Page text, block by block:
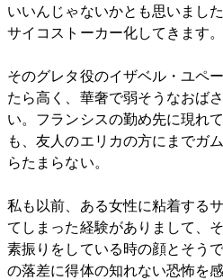
いいんじゃないかとも思いまし
サイコストーカー化してきます。
そのグレタ役のイザベル・ユペ
たら高く、華奢で弱そうなおば
い。フランシスの勤め先に現れ
も、友人のエリカの方にまでガ
らたまらない。
私も以前、ある女性に粘着する
てしまった経験がありまして、
素振りをしている時の顔とそう
の落差に得体の知れない恐怖を